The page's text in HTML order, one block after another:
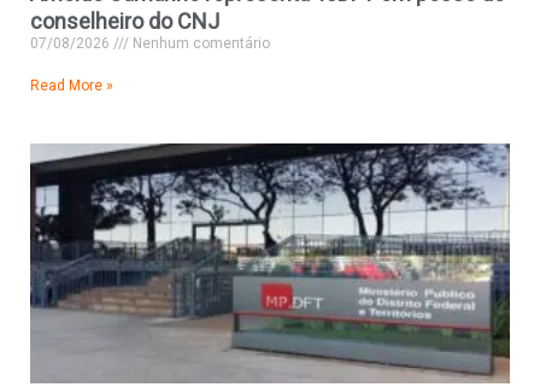
conselheiro do CNJ
07/08/2026 Nenhum comentário
Read More »